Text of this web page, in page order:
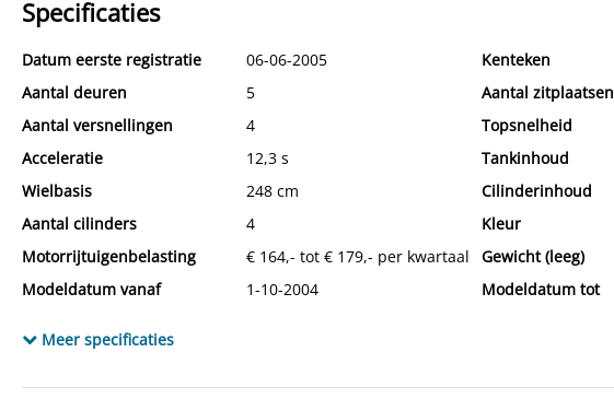
Specificaties
Datum eerste registratie 06-06-2005 Kenteken
Aantal deuren 5 Aantal zitplaatsen
Aantal versnellingen
4 Topsnelheid
Acceleratie
12,3 s Tankinhoud
Wielbasis
248 cm Cilinderinhoud
Aantal cilinders
4 Kleur
Motorrijtuigenbelasting
€ 164,- tot € 179,- per kwartaal Gewicht (leeg)
Modeldatum vanaf
1-10-2004 Modeldatum tot
Max. trekgewicht ongeremd
Verbruik stad
10,4 l/100km Verbruik snelweg
Meer specificaties